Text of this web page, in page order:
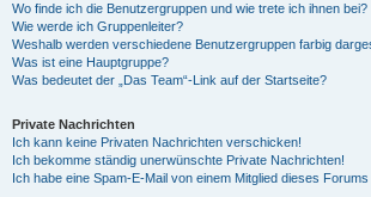
Wo finde ich die Benutzergruppen und wie trete ich ihnen bei?
Wie werde ich Gruppenleiter?
Weshalb werden verschiedene Benutzergruppen farbig
Was ist eine Hauptgruppe?
Was bedeutet der „Das Team“-Link auf der Startseite?
Private Nachrichten
Ich kann keine Privaten Nachrichten verschicken!
Ich bekomme ständig unerwünschte Private Nachrichten!
Ich habe eine Spam-E-Mail von einem Mitglied dieses Forums